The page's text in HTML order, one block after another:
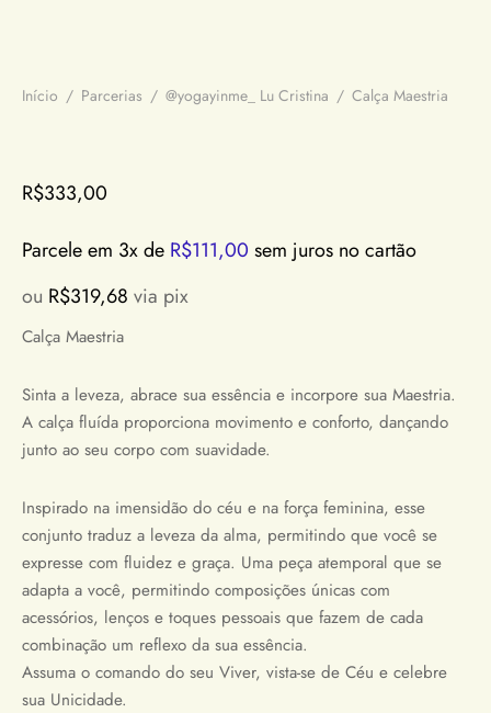
Início / Parcerias / @yogayinme_ Lu Cristina / Calça Maestria
R$333,00
Parcele em 3x de R$111,00 sem juros no cartão
ou R$319,68 via pix
Calça Maestria
Sinta a leveza, abrace sua essência e incorpore sua Maestria.
A calça fluída proporciona movimento e conforto, dançando
junto ao seu corpo com suavidade.
Inspirado na imensidão do céu e na força feminina, esse
conjunto traduz a leveza da alma, permitindo que você se
expresse com fluidez e graça. Uma peça atemporal que se
adapta a você, permitindo composições únicas com
acessórios, lenços e toques pessoais que fazem de cada
combinação um reflexo da sua essência.
Assuma o comando do seu Viver, vista-se de Céu e celebre
sua Unicidade.